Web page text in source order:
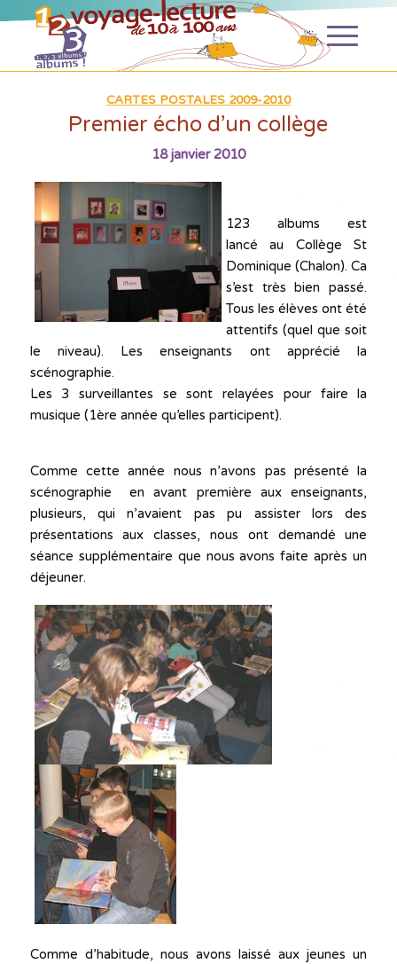
CARTES POSTALES 2009-2010
Premier écho d’un collège
18 janvier 2010
123 albums est
lancé au Collège St
Dominique (Chalon). Ca
s’est très bien passé.
Tous les élèves ont été
attentifs (quel que soit
le niveau). Les enseignants ont apprécié la
scénographie.
Les 3 surveillantes se sont relayées pour faire la
musique (1ère année qu’elles participent).
Comme cette année nous n’avons pas présenté la
scénographie en avant première aux enseignants,
plusieurs, qui n’avaient pas pu assister lors des
présentations aux classes, nous ont demandé une
séance supplémentaire que nous avons faite après un
déjeuner.
Comme d’habitude, nous avons laissé aux jeunes un